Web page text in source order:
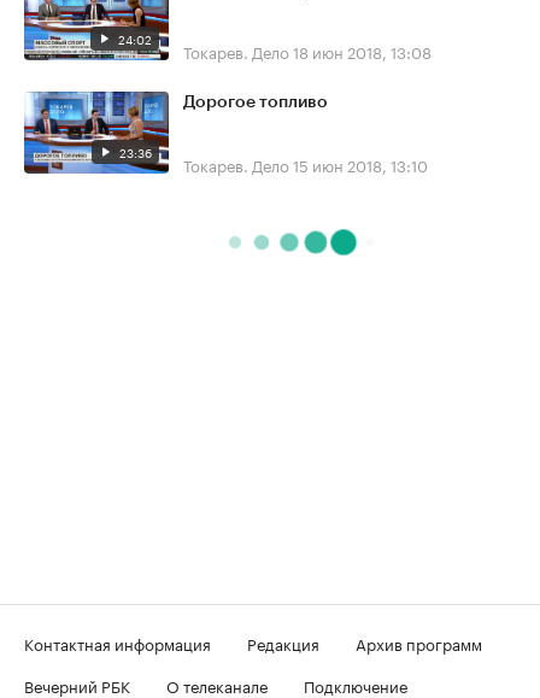
24:02 Токарев. Дело18 июн 2018, 13:08
23:36
Дорогое топливо
Токарев. Дело15 июн 2018, 13:10
Контактная информация Редакция
Архив программ
Вечерний РБК
О телеканале
Подключение